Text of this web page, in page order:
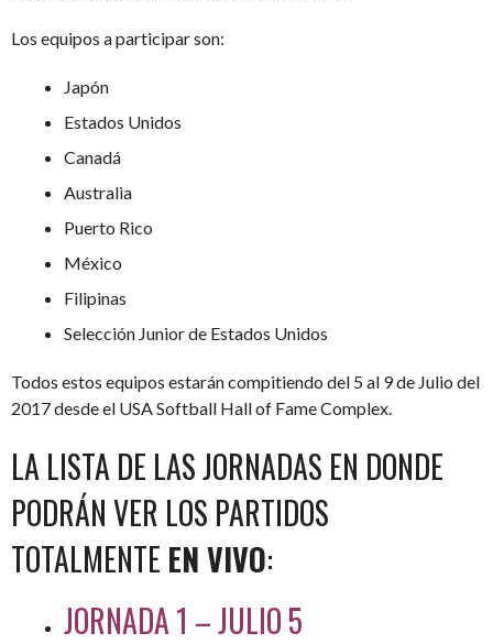
Los equipos a participar son:
Japón
Estados Unidos
Canadá
Australia
Puerto Rico
México
Filipinas
Selección Junior de Estados Unidos
Todos estos equipos estarán compitiendo del 5 al 9 de Julio del
2017 desde el USA Softball Hall of Fame Complex.
LA LISTA DE LAS JORNADAS EN DONDE
PODRÁN VER LOS PARTIDOS
TOTALMENTE EN VIVO:
JORNADA 1 – JULIO 5